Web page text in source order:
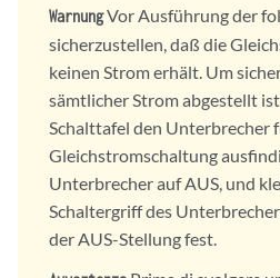
WarnungVor Ausführung der
sicherzustellen, daß die
keinen Strom erhält. Um
sämtlicher Strom abgestellt
Schalttafel den Unterbrecher
Gleichstromschaltung
Unterbrecher auf AUS, und
Schaltergriff des
der AUS-Stellung fest.